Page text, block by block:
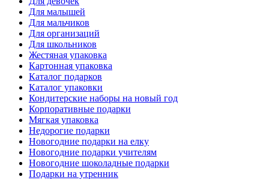
Для малышей
Для мальчиков
Для организаций
Для школьников
Жестяная упаковка
Картонная упаковка
Каталог подарков
Каталог упаковки
Кондитерские наборы на новый год
Корпоративные подарки
Мягкая упаковка
Недорогие подарки
Новогодние подарки на елку
Новогодние подарки учителям
Новогодние шоколадные подарки
Подарки на утренник